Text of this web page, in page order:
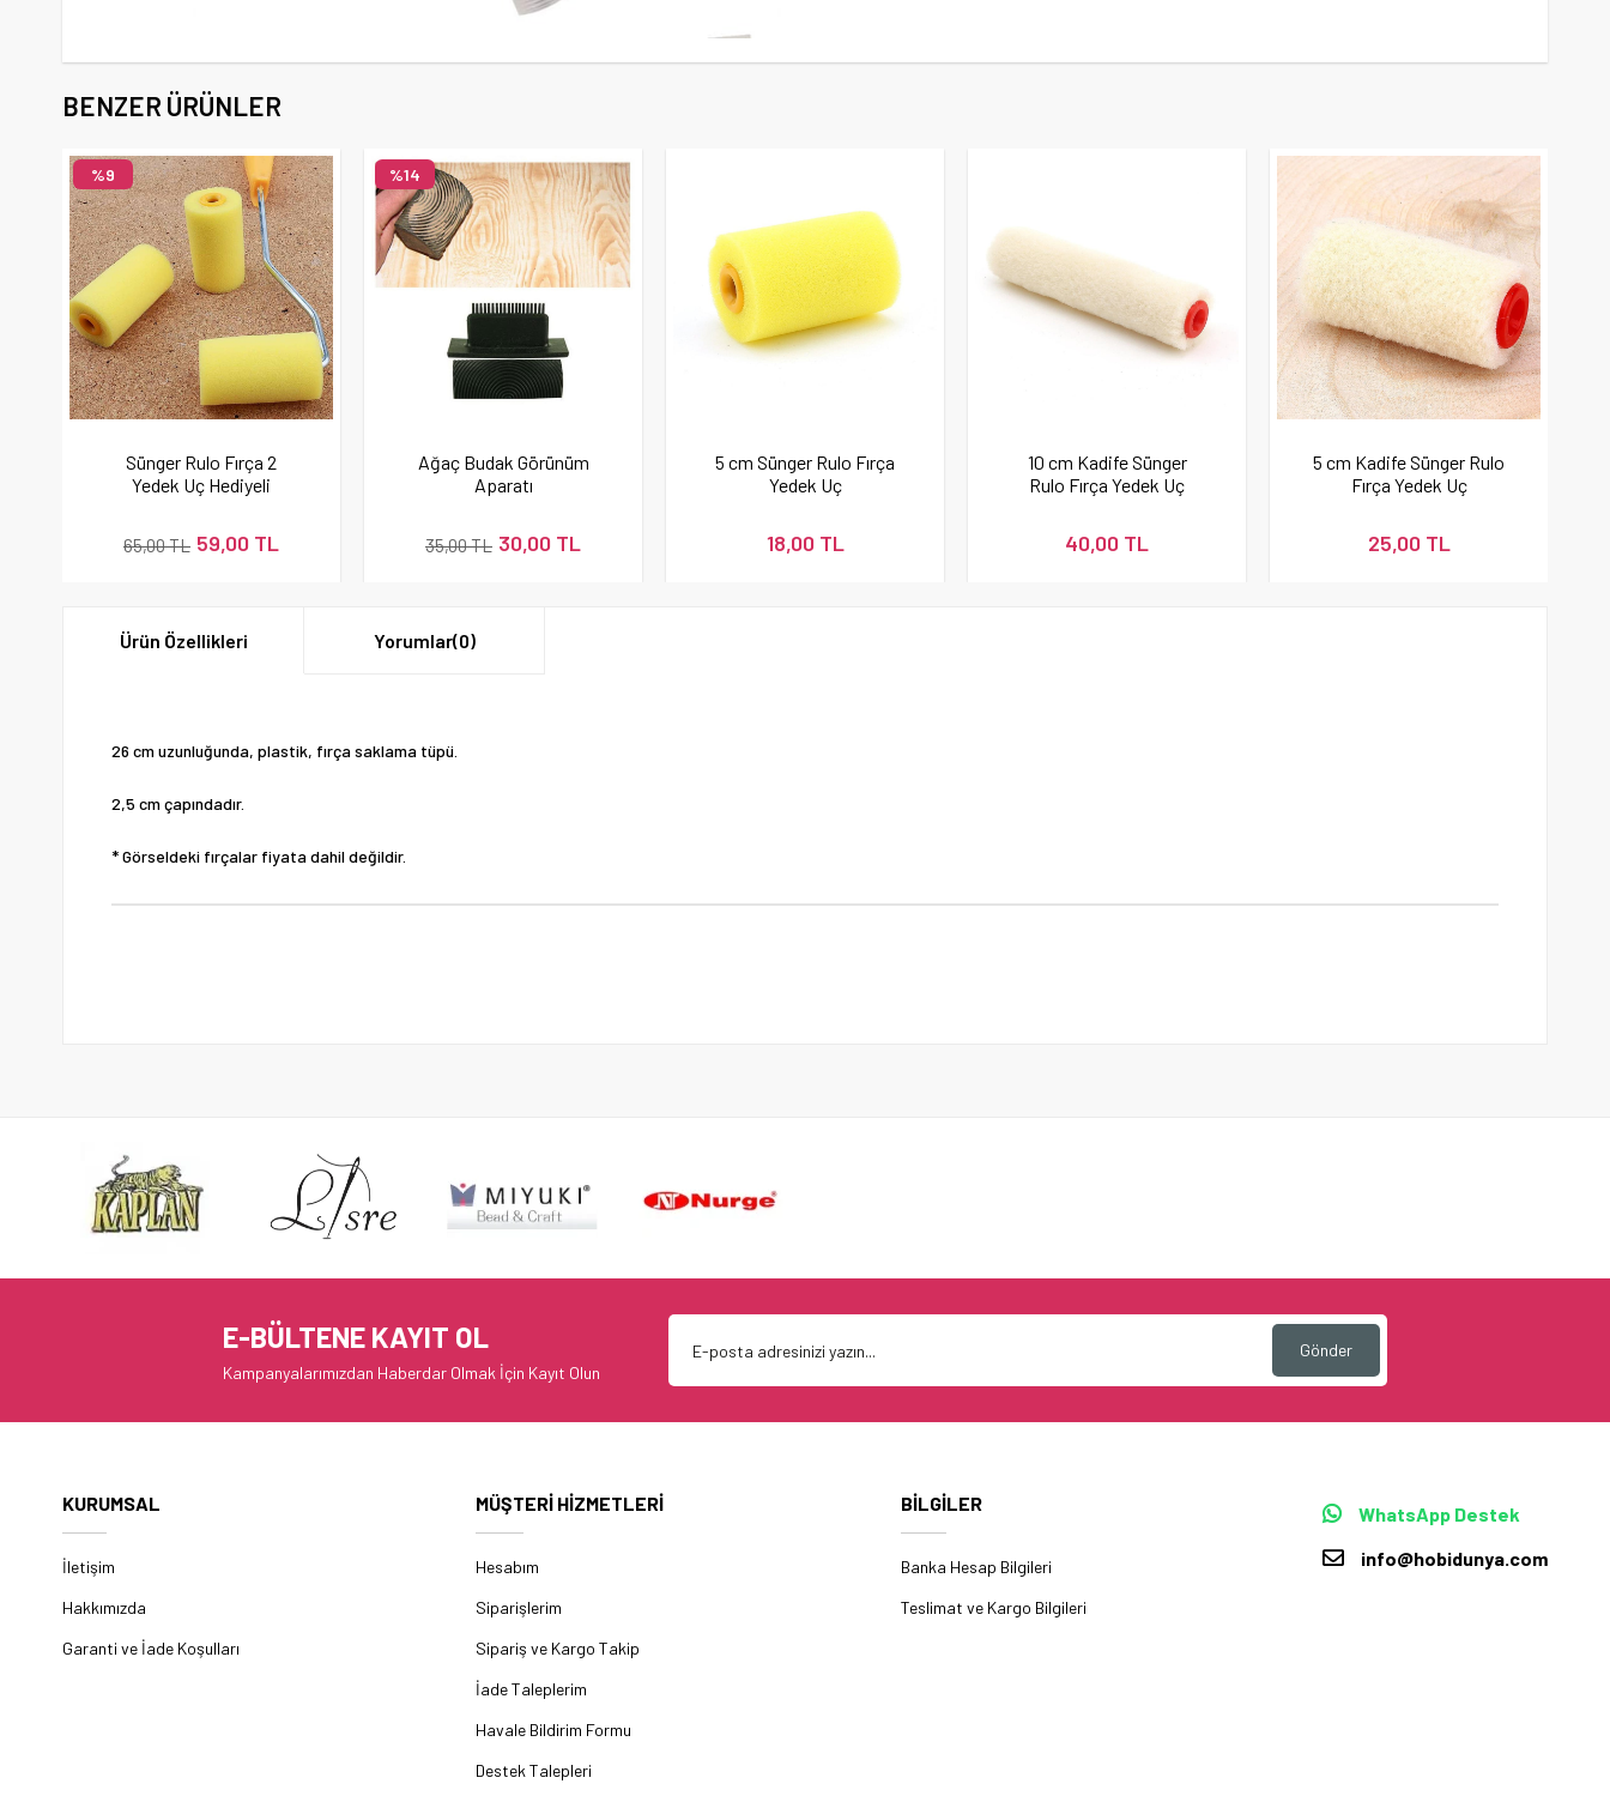
BENZER ÜRÜNLER
Sünger Rulo Fırça 2
Yedek Uç Hediyeli
59,00 TL
65,00 TL
%9
Ağaç Budak Görünüm
Aparatı
30,00 TL
35,00 TL
%14
5 cm Sünger Rulo Fırça
Yedek Uç
18,00 TL
10 cm Kadife Sünger
Rulo Fırça Yedek Uç
40,00 TL
5 cm Kadife Sünger Rulo
Fırça Yedek Uç
25,00 TL
Ürün Özellikleri Yorumlar(0)
26 cm uzunluğunda, plastik, fırça saklama tüpü.
2,5 cm çapındadır.
* Görseldeki fırçalar fiyata dahil değildir.
E-BÜLTENE KAYIT OL
Kampanyalarımızdan Haberdar Olmak İçin Kayıt Olun
Gönder
KURUMSAL
İletişim
Hakkımızda
Garanti ve İade Koşulları
MÜŞTERİ HİZMETLERİ
Hesabım
Siparişlerim
Sipariş ve Kargo Takip
İade Taleplerim
Havale Bildirim Formu
Destek Talepleri
BİLGİLER
Banka Hesap Bilgileri
Teslimat ve Kargo Bilgileri
WhatsApp Destek
info@hobidunya.com